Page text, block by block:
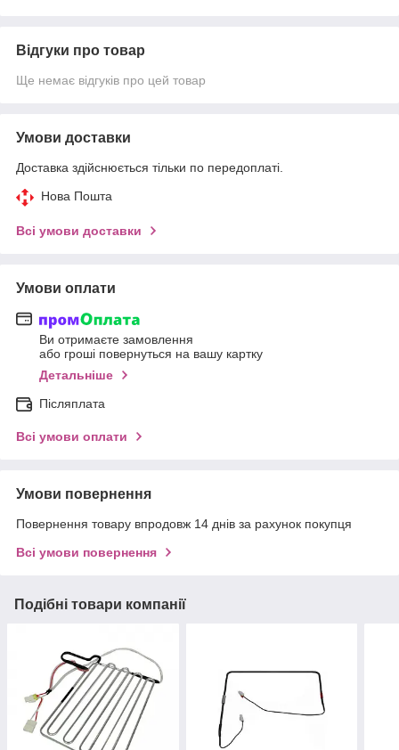
Відгуки про товар
Ще немає відгуків про цей товар
Умови доставки
Доставка здійснюється тільки по передоплаті.
Нова Пошта
Всі умови доставки
Умови оплати
Ви отримаєте замовлення
або гроші повернуться на вашу картку
Детальніше
Післяплата
Всі умови оплати
Умови повернення
Повернення товару впродовж 14 днів за рахунок покупця
Всі умови повернення
Подібні товари компанії